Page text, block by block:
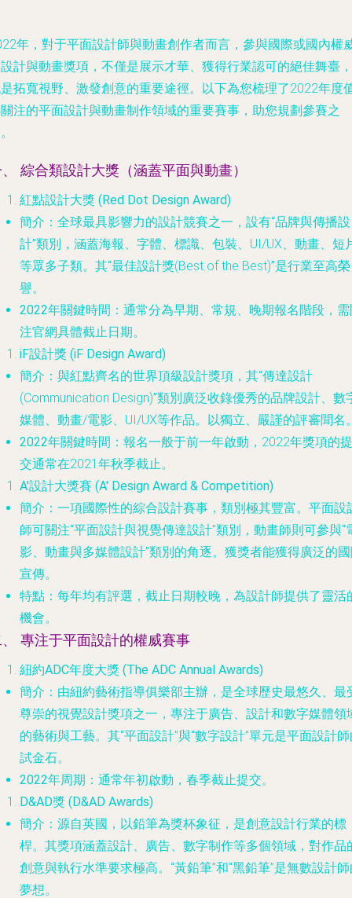
年，對于平面設計師與動畫創作者而言，參與國際或國內權
計與動畫獎項，不僅是展示才華、獲得行業認可的絕佳舞臺，
拓寬視野、激發創意的重要途徑。以下為您梳理了2022年度
注的平面設計與動畫制作領域的重要賽事，助您規劃參賽之
綜合類設計大獎（涵蓋平面與動畫）
紅點設計大獎 (Red Dot Design Award)
簡介 ：全球最具影響力的設計競賽之一，設有“品牌與傳播設
計”類別，涵蓋海報、字體、標識、包裝、UI/UX、動畫、短
等眾多子類。其“最佳設計獎(Best of the Best)”是行業至高榮
譽。
2022年關鍵時間 ：通常分為早期、常規、晚期報名階段，
注官網具體截止日期。
iF設計獎 (iF Design Award)
簡介 ：與紅點齊名的世界頂級設計獎項，其“傳達設計
(Communication Design)”類別廣泛收錄優秀的品牌設計、數
媒體、動畫/電影、UI/UX等作品。以獨立、嚴謹的評審聞名
2022年關鍵時間 ：報名一般于前一年啟動，2022年獎項的提
交通常在2021年秋季截止。
A'設計大獎賽 (A' Design Award & Competition)
簡介 ：一項國際性的綜合設計賽事，類別極其豐富。平面設
師可關注“平面設計與視覺傳達設計”類別，動畫師則可參與“
影、動畫與多媒體設計”類別的角逐。獲獎者能獲得廣泛的
宣傳。
特點 ：每年均有評選，截止日期較晚，為設計師提供了靈活
機會。
專注于平面設計的權威賽事
紐約ADC年度大獎 (The ADC Annual Awards)
簡介 ：由紐約藝術指導俱樂部主辦，是全球歷史最悠久、最
尊崇的視覺設計獎項之一，專注于廣告、設計和數字媒體領
的藝術與工藝。其“平面設計”與“數字設計”單元是平面設計
試金石。
2022年周期 ：通常年初啟動，春季截止提交。
D&AD獎 (D&AD Awards)
簡介 ：源自英國，以鉛筆為獎杯象征，是創意設計行業的標
桿。其獎項涵蓋設計、廣告、數字制作等多個領域，對作品
創意與執行水準要求極高。“黃鉛筆”和“黑鉛筆”是無數設計
夢想。